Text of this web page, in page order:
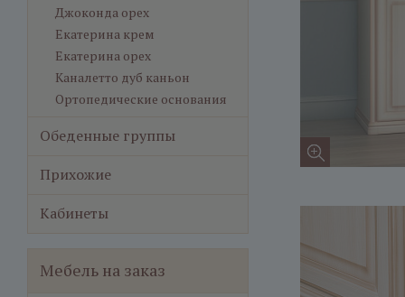
Джоконда орех
Екатерина крем
Екатерина орех
Каналетто дуб каньон
Ортопедические основания
Обеденные группы
Прихожие
Кабинеты
Мебель на заказ